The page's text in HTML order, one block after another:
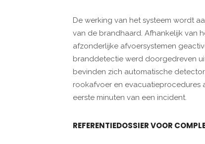
De werking van het systeem wordt
van de brandhaard. Afhankelijk van
afzonderlijke afvoersystemen
branddetectie werd doorgedreven
bevinden zich automatische
rookafvoer en evacuatieprocedures
eerste minuten van een incident.
REFERENTIEDOSSIER VOOR